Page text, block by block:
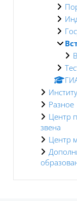
Разное
Центр
звена
Центр